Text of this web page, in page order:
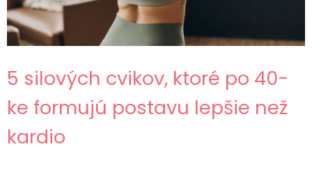
5 silových cvikov, ktoré po 40-
ke formujú postavu lepšie než
kardio